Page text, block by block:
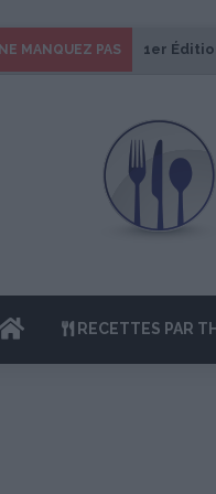
NE MANQUEZ PAS 1er
ACCUEILRECETTES PAR